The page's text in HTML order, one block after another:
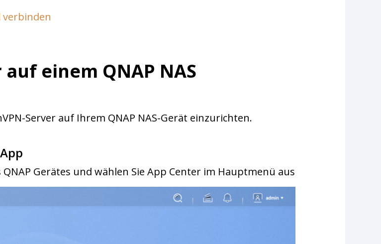
verbinden
einem QNAP NAS
Server auf Ihrem QNAP NAS-Gerät einzurichten.
Gerätes und wählen Sie App Center im Hauptmenü aus